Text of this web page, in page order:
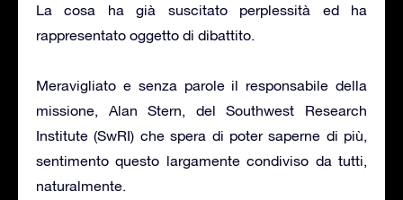
La cosa ha già suscitato perplessità ed ha
rappresentato oggetto di dibattito.
Meravigliato e senza parole il responsabile della
missione, Alan Stern, del Southwest Research
Institute (SwRI) che spera di poter saperne di più,
sentimento questo largamente condiviso da tutti,
naturalmente.